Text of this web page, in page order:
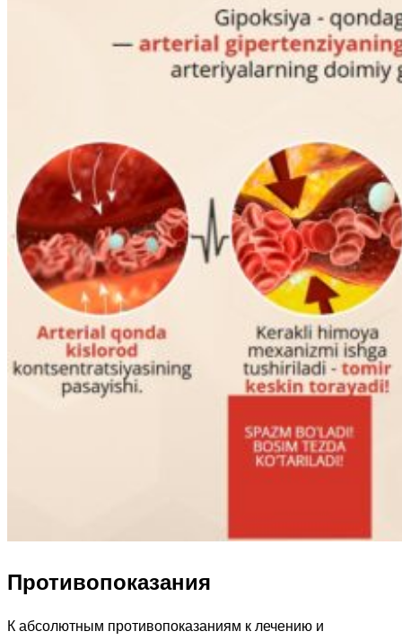
Противопоказания
К абсолютным противопоказаниям к лечению и